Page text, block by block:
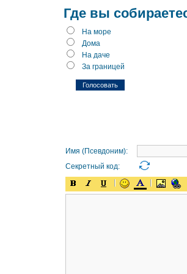
Где вы
На море
Дома
На даче
За границей
Имя (Псевдоним):
Секретный код: